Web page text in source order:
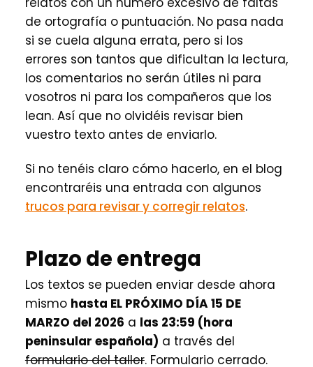
de ortografía o puntuación. No pasa nada
si se cuela alguna errata, pero si los
errores son tantos que dificultan la lectura,
los comentarios no serán útiles ni para
vosotros ni para los compañeros que los
lean. Así que no olvidéis revisar bien
vuestro texto antes de enviarlo.
Si no tenéis claro cómo hacerlo, en el blog
encontraréis una entrada con algunos
trucos para revisar y corregir relatos.
Plazo de entrega
Los textos se pueden enviar desde ahora
mismo hasta EL PRÓXIMO DÍA 15 DE
MARZO del 2026 a las 23:59 (hora
peninsular española) a través del
formulario del taller. Formulario cerrado.